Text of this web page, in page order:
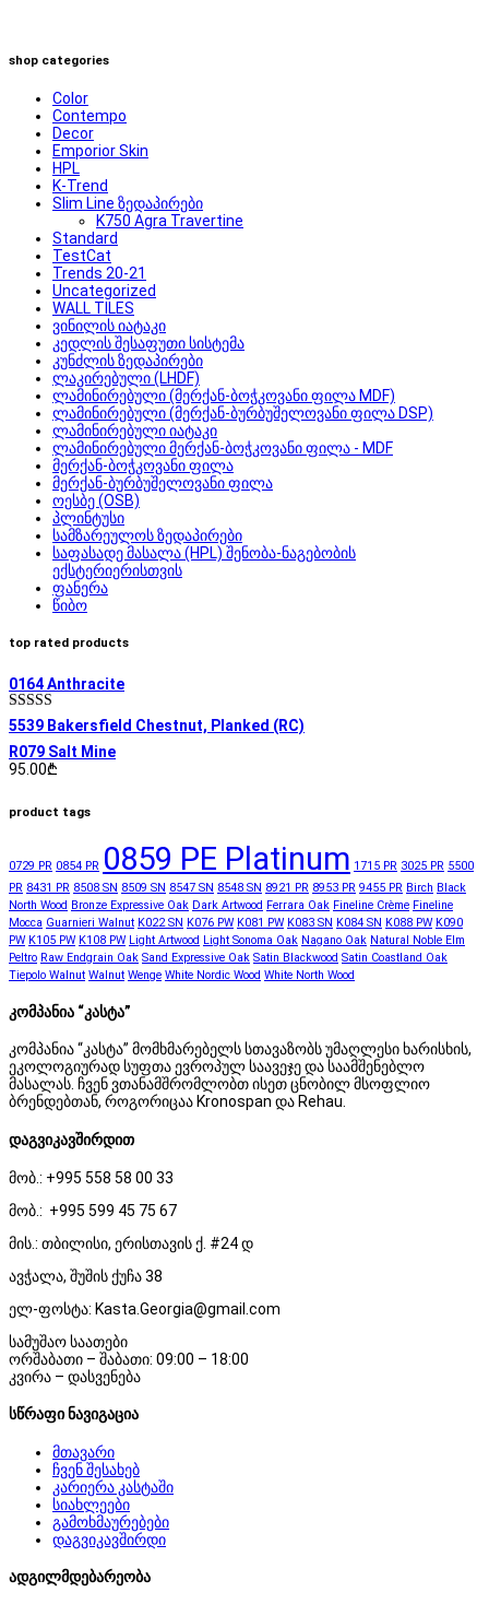
shop categories
Color
Contempo
Decor
Emporior Skin
HPL
K-Trend
Slim Line ზედაპირები
K750 Agra Travertine
Standard
TestCat
Trends 20-21
Uncategorized
WALL TILES
ვინილის იატაკი
კედლის შესაფუთი სისტემა
კუნძლის ზედაპირები
ლაკირებული (LHDF)
ლამინირებული (მერქან-ბოჭკოვანი ფილა MDF)
ლამინირებული (მერქან-ბურბუშელოვანი ფილა DSP)
ლამინირებული იატაკი
ლამინირებული მერქან-ბოჭკოვანი ფილა - MDF
მერქან-ბოჭკოვანი ფილა
მერქან-ბურბუშელოვანი ფილა
ოესბე (OSB)
პლინტუსი
სამზარეულოს ზედაპირები
საფასადე მასალა (HPL) შენობა-ნაგებობის
ექსტერიერისთვის
ფანერა
წიბო
top rated products
0164 Anthracite
შეფასება
5.00
5539 Bakersfield Chestnut, Planked (RC)
R079 Salt Mine
95.00₾
product tags
0729 PR 0854 PR 0859 PE Platinum 1715 PR 3025 PR 5500
PR 8431 PR 8508 SN 8509 SN 8547 SN 8548 SN 8921 PR 8953 PR 9455 PR Birch Black
North Wood Bronze Expressive Oak Dark Artwood Ferrara Oak Fineline Crème Fineline
Mocca Guarnieri Walnut K022 SN K076 PW K081 PW K083 SN K084 SN K088 PW K090
PW K105 PW K108 PW Light Artwood Light Sonoma Oak Nagano Oak Natural Noble Elm
Peltro Raw Endgrain Oak Sand Expressive Oak Satin Blackwood Satin Coastland Oak
Tiepolo Walnut Walnut Wenge White Nordic Wood White North Wood
კომპანია “კასტა”
კომპანია “კასტა” მომხმარებელს სთავაზობს უმაღლესი ხარისხის,
ეკოლოგიურად სუფთა ევროპულ საავეჯე და საამშენებლო
მასალას. ჩვენ ვთანამშრომლობთ ისეთ ცნობილ მსოფლიო
ბრენდებთან, როგორიცაა Kronospan და Rehau.
დაგვიკავშირდით
მობ.: +995 558 58 00 33
მობ.: +995 599 45 75 67
მის.: თბილისი, ერისთავის ქ. #24 დ
ავჭალა, შუშის ქუჩა 38
ელ-ფოსტა: Kasta.Georgia@gmail.com
სამუშაო საათები
ორშაბათი – შაბათი: 09:00 – 18:00
კვირა – დასვენება
სწრაფი ნავიგაცია
მთავარი
ჩვენ შესახებ
კარიერა კასტაში
სიახლეები
გამოხმაურებები
დაგვიკავშირდი
ადგილმდებარეობა